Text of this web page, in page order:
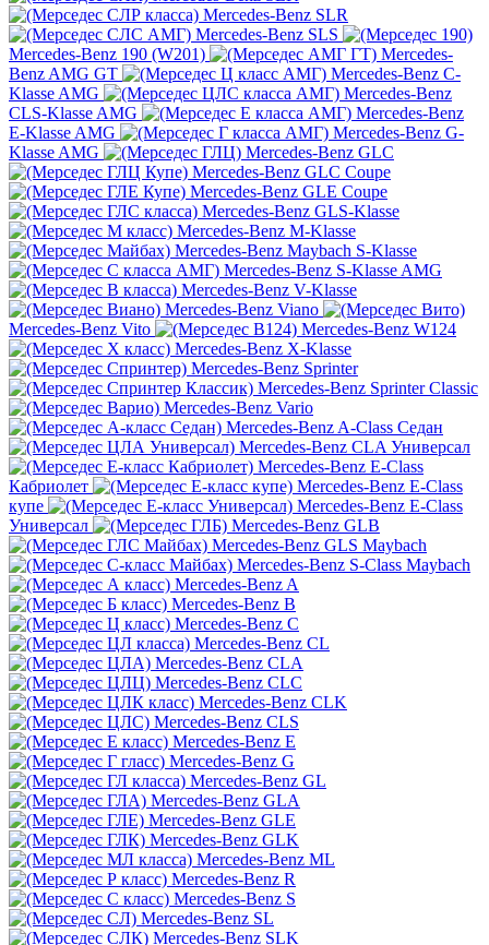
Mercedes-Benz SLR
Mercedes-Benz SLS
Mercedes-Benz 190 (W201)
Mercedes-
Benz AMG GT
Mercedes-Benz C-
Klasse AMG
Mercedes-Benz
CLS-Klasse AMG
Mercedes-Benz
E-Klasse AMG
Mercedes-Benz G-
Klasse AMG
Mercedes-Benz GLC
Mercedes-Benz GLC Coupe
Mercedes-Benz GLE Coupe
Mercedes-Benz GLS-Klasse
Mercedes-Benz M-Klasse
Mercedes-Benz Maybach S-Klasse
Mercedes-Benz S-Klasse AMG
Mercedes-Benz V-Klasse
Mercedes-Benz Viano
Mercedes-Benz Vito
Mercedes-Benz W124
Mercedes-Benz X-Klasse
Mercedes-Benz Sprinter
Mercedes-Benz Sprinter Classic
Mercedes-Benz Vario
Mercedes-Benz A-Class Седан
Mercedes-Benz CLA Универсал
Mercedes-Benz E-Class
Кабриолет
Mercedes-Benz E-Class
купе
Mercedes-Benz E-Class
Универсал
Mercedes-Benz GLB
Mercedes-Benz GLS Maybach
Mercedes-Benz S-Class Maybach
Mercedes-Benz A
Mercedes-Benz B
Mercedes-Benz C
Mercedes-Benz CL
Mercedes-Benz CLA
Mercedes-Benz CLC
Mercedes-Benz CLK
Mercedes-Benz CLS
Mercedes-Benz E
Mercedes-Benz G
Mercedes-Benz GL
Mercedes-Benz GLA
Mercedes-Benz GLE
Mercedes-Benz GLK
Mercedes-Benz ML
Mercedes-Benz R
Mercedes-Benz S
Mercedes-Benz SL
Mercedes-Benz SLK